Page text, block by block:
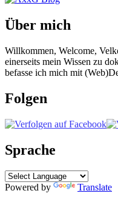
Über mich
Willkommen, Welcome,
einerseits mein Wissen zu
befasse ich mich mit
Folgen
Sprache
Powered by Translate